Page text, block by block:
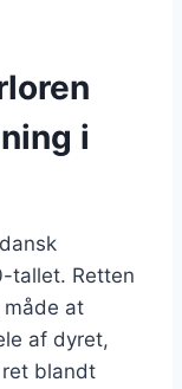
i
tallet. Retten
at
af dyret,
blandt